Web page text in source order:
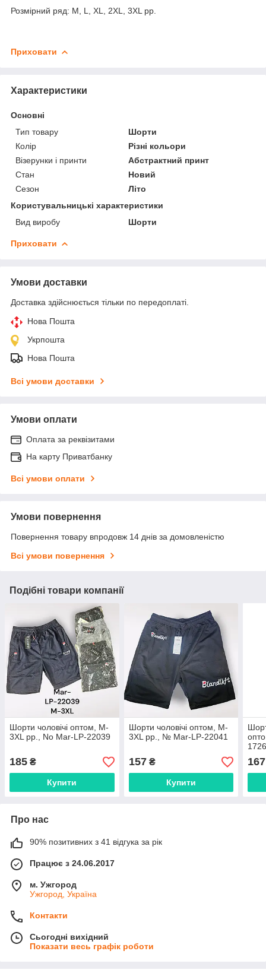
Розмірний ряд: M, L, XL, 2XL, 3XL рр.
Приховати
Характеристики
Основні
Тип товару
Шорти
Колір
Різні кольори
Візерунки і принти
Абстрактний принт
Стан
Новий
Сезон
Літо
Користувальницькі характеристики
Вид виробу
Шорти
Приховати
Умови доставки
Доставка здійснюється тільки по передоплаті.
Нова Пошта
Укрпошта
Нова Пошта
Всі умови доставки
Умови оплати
Оплата за реквізитами
На карту Приватбанку
Всі умови оплати
Умови повернення
Повернення товару впродовж 14 днів за домовленістю
Всі умови повернення
Подібні товари компанії
Шорти чоловічі оптом, M-
3XL рр., No Mar-LP-22039
185 ₴
Купити
Шорти чоловічі оптом, M-
3XL рр., № Mar-LP-22041
157₴
Купити
167
Про нас
90% позитивних з 41 відгука за рік
Працює з 24.06.2017
м. Ужгород
Ужгород, Україна
Контакти
Сьогодні вихідний
Показати весь графік роботи